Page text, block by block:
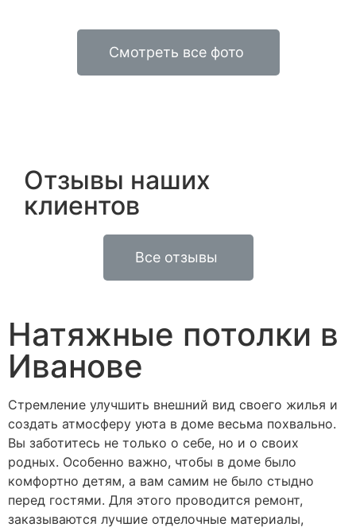
Смотреть все фото
Отзывы наших
клиентов
Все отзывы
Натяжные потолки в
Иванове
Стремление улучшить внешний вид своего жилья и
создать атмосферу уюта в доме весьма похвально.
Вы заботитесь не только о себе, но и о своих
родных. Особенно важно, чтобы в доме было
комфортно детям, а вам самим не было стыдно
перед гостями. Для этого проводится ремонт,
заказываются лучшие отделочные материалы,